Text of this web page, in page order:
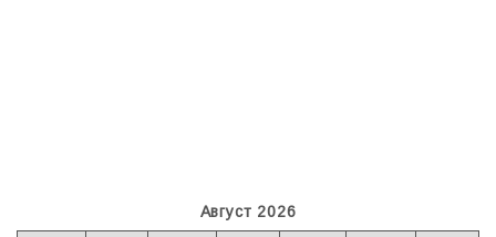
Август 2026